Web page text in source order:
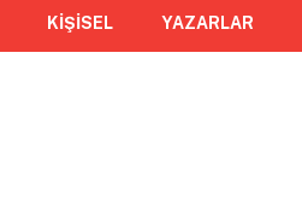
KİŞİSEL YAZARLAR